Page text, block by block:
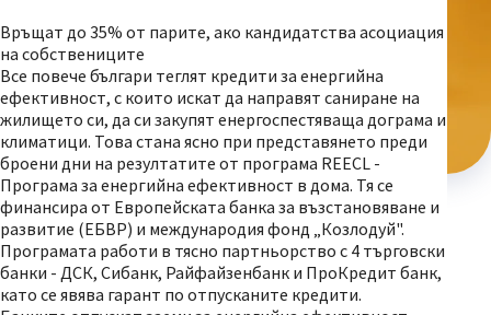
Връщат дo 35% от парите, ако кандидатства асоциация
на собствениците
Все повече българи теглят кредити за енергийна
ефективност, с които искат да направят саниране на
жилището си, да си закупят енергоспестяваща дограма и
климатици. Това стана ясно при представянето преди
броени дни на резултатите от програма REECL -
Програма за енергийна ефективност в дома. Тя се
финансира от Европейската банка за възстановяване и
развитие (ЕБВР) и международия фонд „Козлодуй".
Програмата работи в тясно партньорство с 4 търговски
банки - ДСК, Сибанк, Райфайзенбанк и ПроКредит банк,
като се явява гарант по отпусканите кредити.